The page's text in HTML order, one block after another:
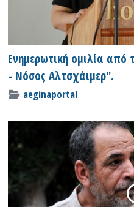
Ενημερωτική ομιλία
- Νόσος Αλτσχάιμερ".
aeginaportal